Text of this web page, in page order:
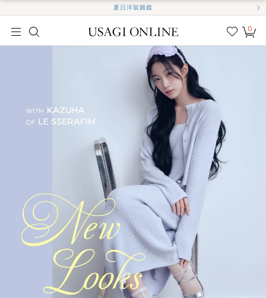
夏日洋裝圖鑑
我的
0